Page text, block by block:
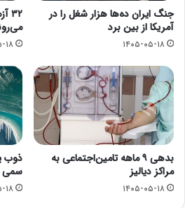
جنگ ایران ده‌ها هزار شغل را در
آمریکا از بین برد
۱۴۰۵-۰۵-۱۸
بدهی ۹ ماهه تامین‌اجتماعی به
مراکز دیالیز
۱۴۰۵-۰۵-۱۸
ذوب
سمی